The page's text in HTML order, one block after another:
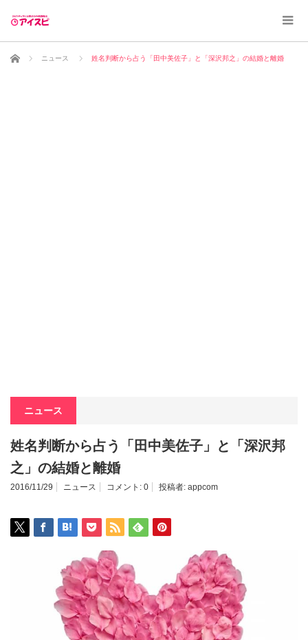
ホーム ニュース 姓名判断から占う「田中美佐子」と「深沢邦之」の結婚と離婚
ニュース
姓名判断から占う「田中美佐子」と「深沢邦
之」の結婚と離婚
2016/11/29 ニュース コメント: 0 投稿者: appcom